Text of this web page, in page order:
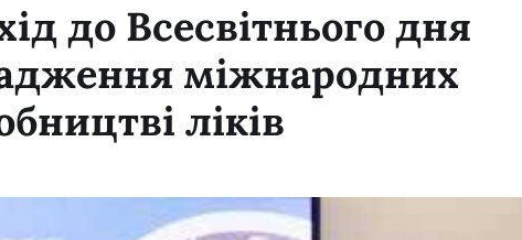
до Всесвітнього дня
міжнародних
ліків